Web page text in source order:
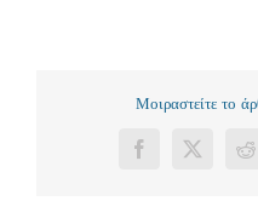
Μοιραστείτε το
Facebook
X